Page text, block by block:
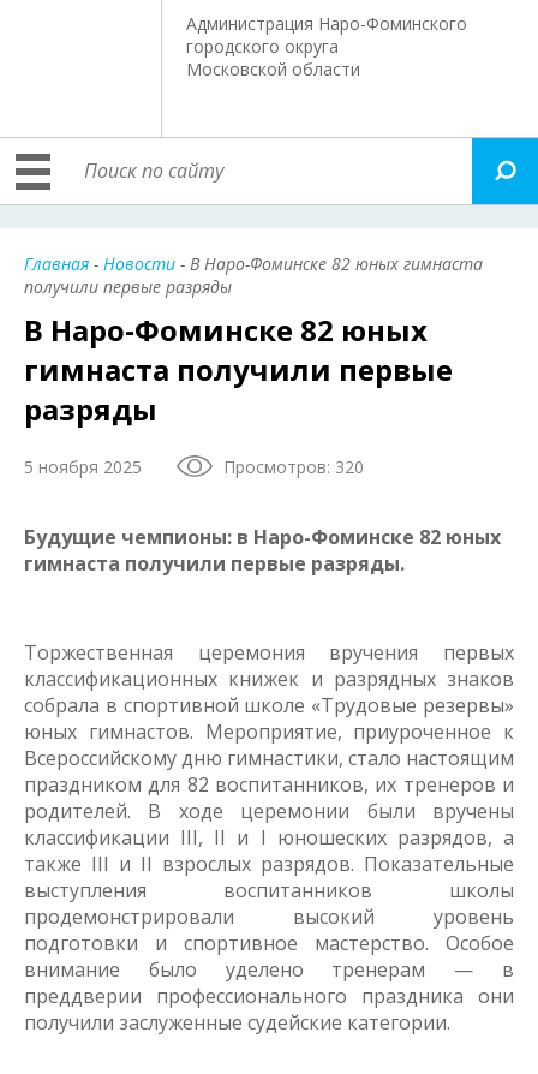
Администрация Наро-Фоминского
городского округа
Московской области
Главная - Новости - В Наро-Фоминске 82 юных гимнаста
получили первые разряды
В Наро-Фоминске 82 юных
гимнаста получили первые
разряды
5 ноября 2025 Просмотров: 320
Будущие чемпионы: в Наро-Фоминске 82 юных
гимнаста получили первые разряды.
Торжественная церемония вручения первых
классификационных книжек и разрядных знаков
собрала в спортивной школе «Трудовые резервы»
юных гимнастов. Мероприятие, приуроченное к
Всероссийскому дню гимнастики, стало настоящим
праздником для 82 воспитанников, их тренеров и
родителей. В ходе церемонии были вручены
классификации III, II и I юношеских разрядов, а
также III и II взрослых разрядов. Показательные
выступления воспитанников школы
продемонстрировали высокий уровень
подготовки и спортивное мастерство. Особое
внимание было уделено тренерам — в
преддверии профессионального праздника они
получили заслуженные судейские категории.